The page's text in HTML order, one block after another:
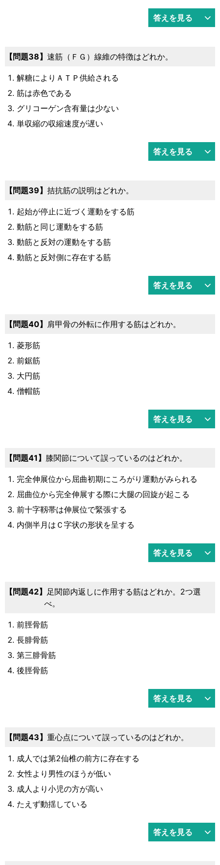
答えを見る
38 速筋（ＦＧ）線維の特徴はどれか。
解糖によりＡＴＰ供給される
筋は赤色である
グリコーゲン含有量は少ない
単収縮の収縮速度が遅い
答えを見る
39 拮抗筋の説明はどれか。
起始が停止に近づく運動をする筋
動筋と同じ運動をする筋
動筋と反対の運動をする筋
動筋と反対側に存在する筋
答えを見る
40 肩甲骨の外転に作用する筋はどれか。
菱形筋
前鋸筋
大円筋
僧帽筋
答えを見る
41 膝関節について誤っているのはどれか。
完全伸展位から屈曲初期にころがり運動がみられる
屈曲位から完全伸展する際に大腿の回旋が起こる
前十字靱帯は伸展位で緊張する
内側半月はＣ字状の形状を呈する
答えを見る
42
足関節内返しに作用する筋はどれか。2つ選
べ。
前脛骨筋
長腓骨筋
第三腓骨筋
後脛骨筋
答えを見る
43 重心点について誤っているのはどれか。
成人では第2仙椎の前方に存在する
女性より男性のほうが低い
成人より小児の方が高い
たえず動揺している
答えを見る